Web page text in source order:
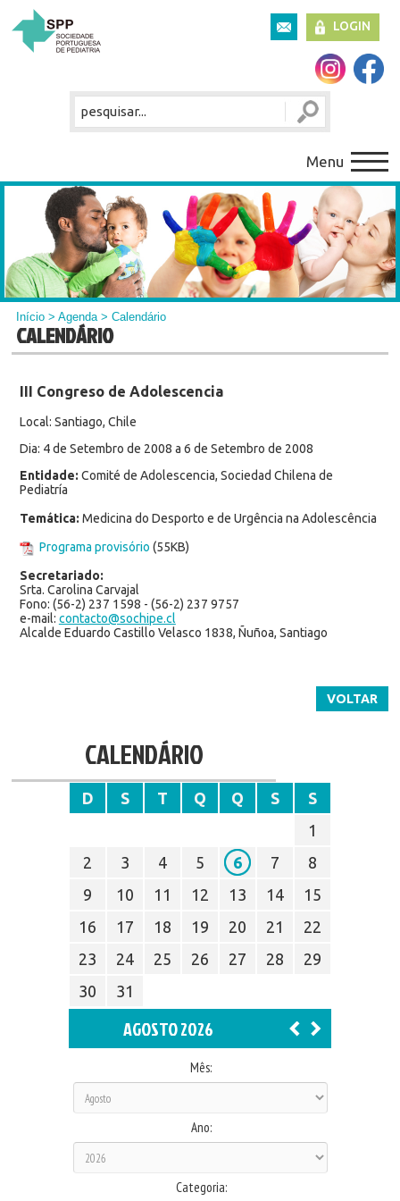
LOGIN
Menu
Início >Agenda> Calendário
CALENDÁRIO
III Congreso de Adolescencia
Local: Santiago, Chile
Dia: 4 de Setembro de 2008 a 6 de Setembro de 2008
Entidade: Comité de Adolescencia, Sociedad Chilena de
Pediatría
Temática: Medicina do Desporto e de Urgência na Adolescência
Programa provisório (55KB)
Secretariado:
Srta. Carolina Carvajal
Fono: (56-2) 237 1598 - (56-2) 237 9757
e-mail: contacto@sochipe.cl
Alcalde Eduardo Castillo Velasco 1838, Ñuñoa, Santiago
VOLTAR
CALENDÁRIO
D S T Q Q S
S
1
2
3 4 5 6 7
8
9
10 11 12 13 14
15
16
17 18 19 20 21
22
23
24 25 26 27 28
29
30
31
AGOSTO 2026
Mês:
Ano:
Categoria: